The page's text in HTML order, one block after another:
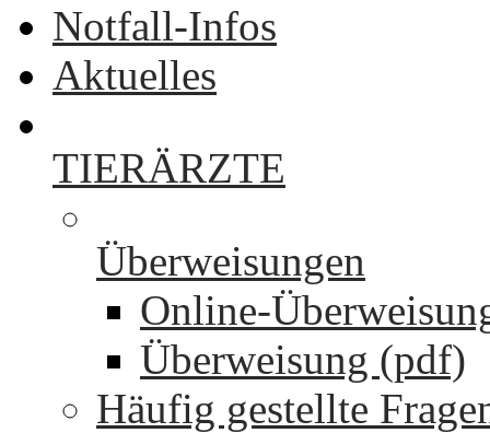
Notfall-Infos
Aktuelles
TIERÄRZTE
Überweisungen
Online-
Überweisung (pdf)
Häufig gestellte